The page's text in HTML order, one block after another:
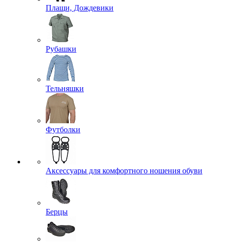
Плащи, Дождевики
Рубашки
Тельняшки
Футболки
Аксессуары для комфортного ношения обуви
Берцы